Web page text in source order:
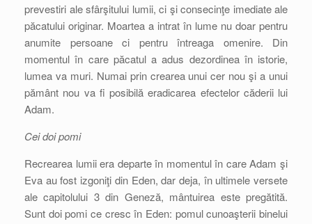
prevestiri ale sfârşitului lumii, ci şi consecinţe imediate ale
păcatului originar. Moartea a intrat în lume nu doar pentru
anumite persoane ci pentru întreaga omenire. Din
momentul în care păcatul a adus dezordinea în istorie,
lumea va muri. Numai prin crearea unui cer nou şi a unui
pământ nou va fi posibilă eradicarea efectelor căderii lui
Adam.
Cei doi pomi
Recrearea lumii era departe în momentul în care Adam şi
Eva au fost izgoniţi din Eden, dar deja, în ultimele versete
ale capitolului 3 din Geneză, mântuirea este pregătită.
Sunt doi pomi ce cresc în Eden: pomul cunoaşterii binelui